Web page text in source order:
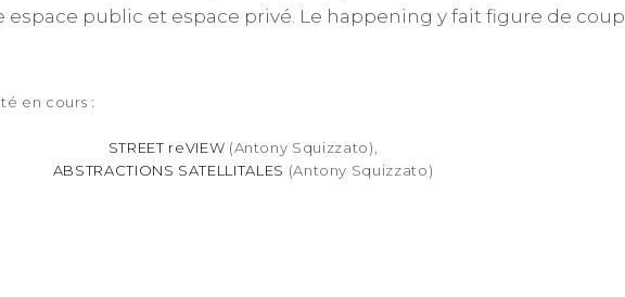
espace public et espace privé. Le happening y fait figure de coup
en cours :
STREET reVIEW (Antony Squizzato),
ABSTRACTIONS SATELLITALES (Antony Squizzato)